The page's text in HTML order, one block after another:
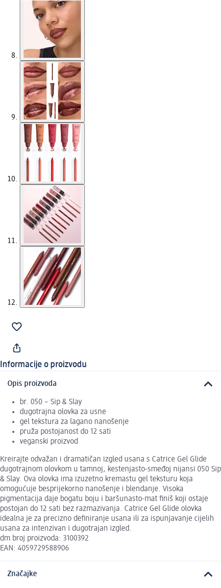
Informacije o proizvodu
Opis proizvoda
br. 050 – Sip & Slay
dugotrajna olovka za usne
gel tekstura za lagano nanošenje
pruža postojanost do 12 sati
veganski proizvod
Kreirajte odvažan i dramatičan izgled usana s Catrice Gel Glide
dugotrajnom olovkom u tamnoj, kestenjasto-smeđoj nijansi 050 Sip
& Slay. Ova olovka ima izuzetno kremastu gel teksturu koja
omogućuje besprijekorno nanošenje i blendanje. Visoka
pigmentacija daje bogatu boju i baršunasto-mat finiš koji ostaje
postojan do 12 sati bez razmazivanja. Catrice Gel Glide olovka
idealna je za precizno definiranje usana ili za ispunjavanje cijelih
usana za intenzivan i dugotrajan izgled.
dm broj proizvoda: 3100392
EAN: 4059729588906
Značajke